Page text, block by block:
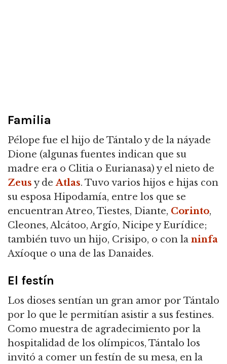
Familia
Pélope fue el hijo de Tántalo y de la náyade
Dione (algunas fuentes indican que su
madre era o Clitia o Eurianasa) y el nieto de
Zeusy deAtlas. Tuvo varios hijos e hijas con
su esposa Hipodamía, entre los que se
encuentran Atreo, Tiestes, Diante, Corinto,
Cleones, Alcátoo, Argío, Nicipe y Eurídice;
también tuvo un hijo, Crisipo, o con la ninfa
Axíoque o una de las Danaides.
El festín
Los dioses sentían un gran amor por Tántalo
por lo que le permitían asistir a sus festines.
Como muestra de agradecimiento por la
hospitalidad de los olímpicos, Tántalo los
invitó a comer un festín de su mesa, en la